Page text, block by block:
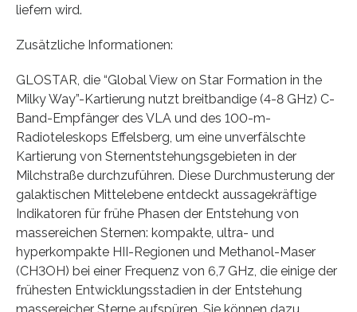
liefern wird.
Zusätzliche Informationen:
GLOSTAR, die “Global View on Star Formation in the
Milky Way”-Kartierung nutzt breitbandige (4-8 GHz) C-
Band-Empfänger des VLA und des 100-m-
Radioteleskops Effelsberg, um eine unverfälschte
Kartierung von Sternentstehungsgebieten in der
Milchstraße durchzuführen. Diese Durchmusterung der
galaktischen Mittelebene entdeckt aussagekräftige
Indikatoren für frühe Phasen der Entstehung von
massereichen Sternen: kompakte, ultra- und
hyperkompakte HII-Regionen und Methanol-Maser
(CH3OH) bei einer Frequenz von 6,7 GHz, die einige der
frühesten Entwicklungsstadien in der Entstehung